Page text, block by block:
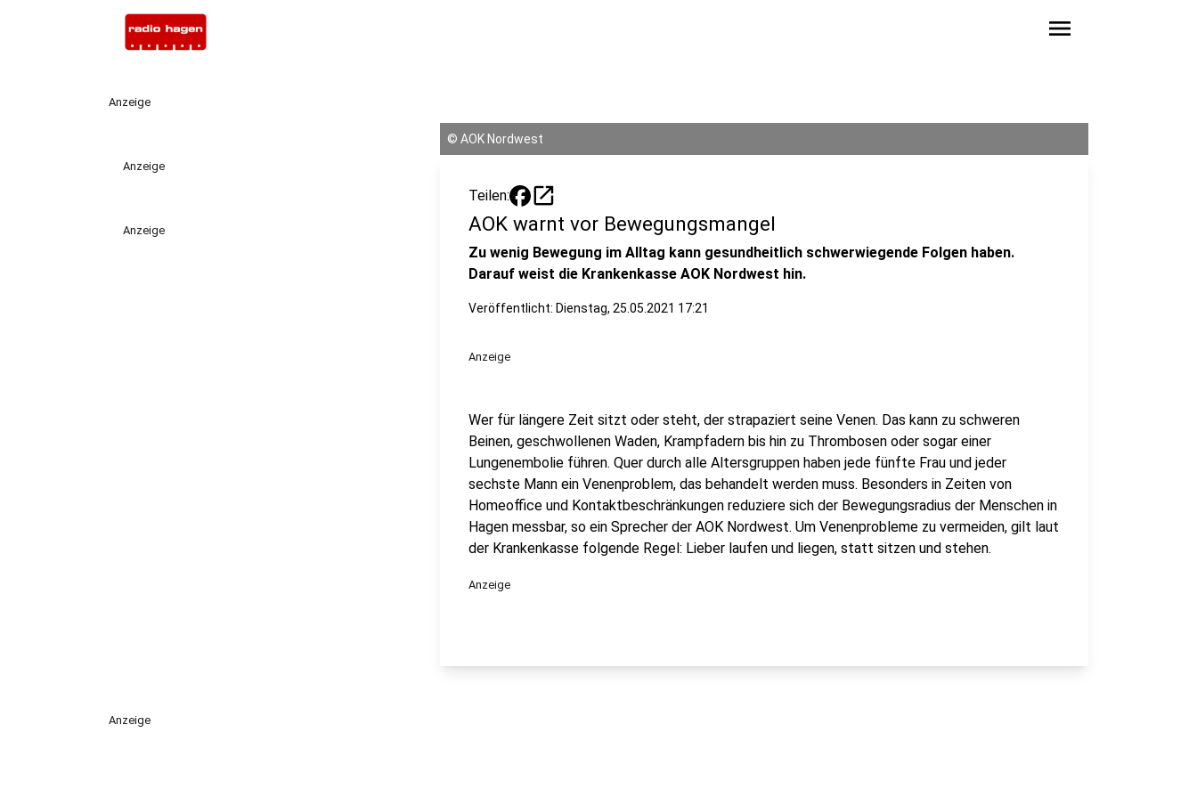
menu
Anzeige
Anzeige
Anzeige
© AOK Nordwest
Teilen: open_in_new
AOK warnt vor Bewegungsmangel
Zu wenig Bewegung im Alltag kann gesundheitlich schwerwiegende Folgen haben.
Darauf weist die Krankenkasse AOK Nordwest hin.
Veröffentlicht: Dienstag, 25.05.2021 17:21
Anzeige
Wer für längere Zeit sitzt oder steht, der strapaziert seine Venen. Das kann zu schweren
Beinen, geschwollenen Waden, Krampfadern bis hin zu Thrombosen oder sogar einer
Lungenembolie führen. Quer durch alle Altersgruppen haben jede fünfte Frau und jeder
sechste Mann ein Venenproblem, das behandelt werden muss. Besonders in Zeiten von
Homeoffice und Kontaktbeschränkungen reduziere sich der Bewegungsradius der Menschen in
Hagen messbar, so ein Sprecher der AOK Nordwest. Um Venenprobleme zu vermeiden, gilt laut
der Krankenkasse folgende Regel: Lieber laufen und liegen, statt sitzen und stehen.
Anzeige
Anzeige